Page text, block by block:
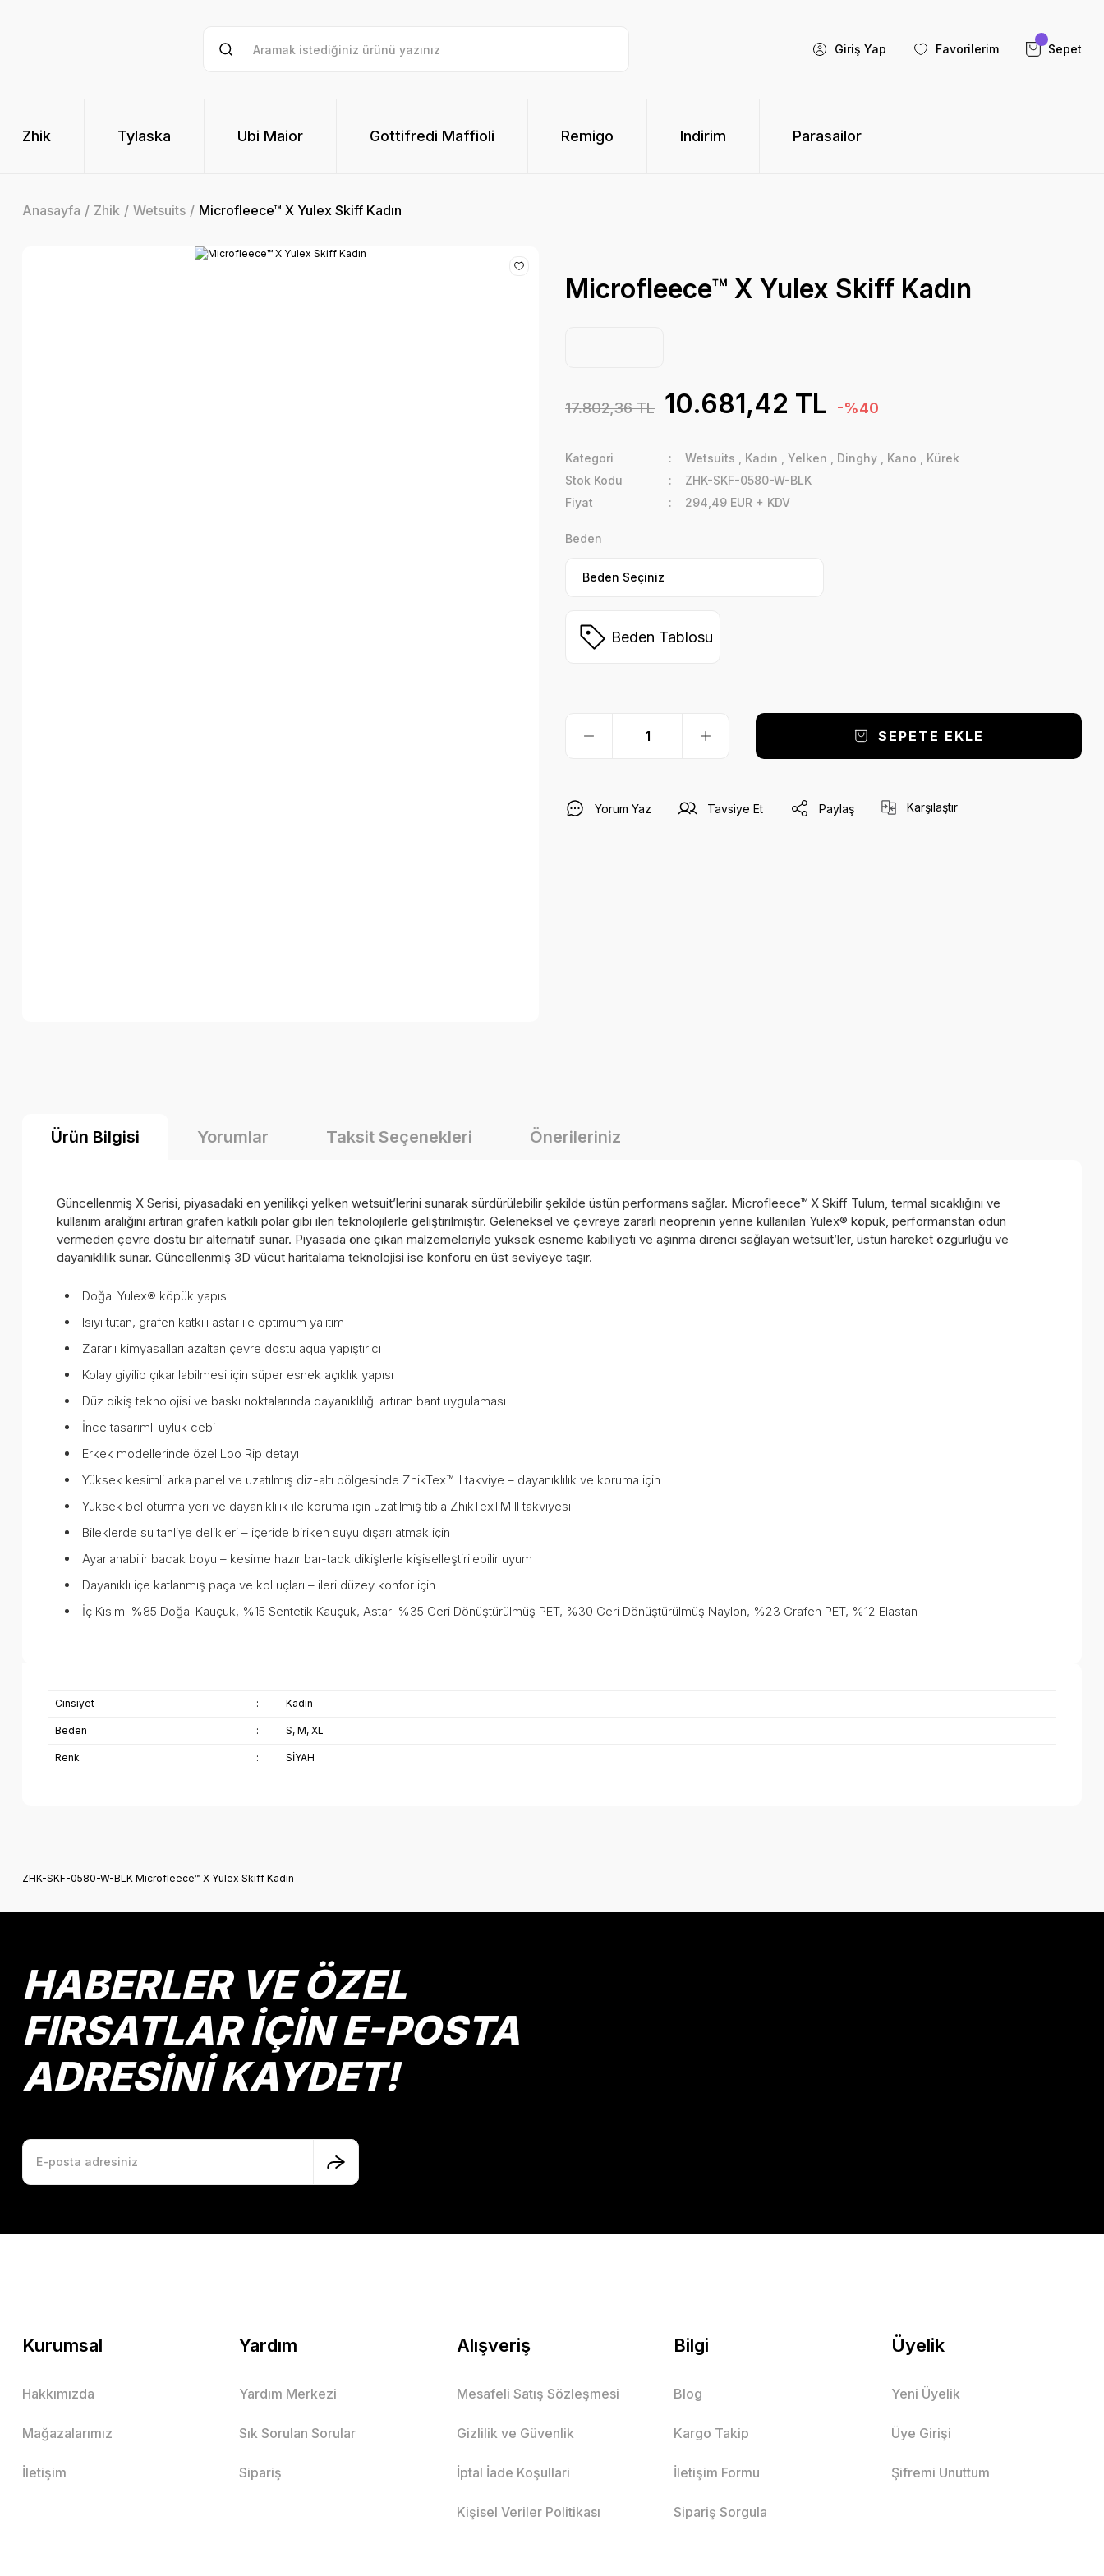
Giriş Yap Favorilerim Sepet
Zhik Tylaska Ubi Maior Gottifredi Maffioli Remigo Indirim Parasailor
Anasayfa Zhik Wetsuits Microfleece™ X Yulex Skiff Kadın
Microfleece™ X Yulex Skiff Kadın
17.802,36 TL 10.681,42 TL -%40
Kategori Wetsuits Kadın Yelken Dinghy Kano
Kürek
Stok Kodu
ZHK-SKF-0580-W-BLK
Fiyat
294,49 EUR + KDV
Beden
Beden Tablosu
SEPETE EKLE
Yorum Yaz Tavsiye Et Paylaş Karşılaştır
Ürün Bilgisi Yorumlar Taksit Seçenekleri Önerileriniz
Güncellenmiş X Serisi, piyasadaki en yenilikçi yelken wetsuit’lerini sunarak sürdürülebilir şekilde üstün performans sağlar. Microfleece™ X Skiff Tulum, termal sıcaklığını ve
kullanım aralığını artıran grafen katkılı polar gibi ileri teknolojilerle geliştirilmiştir. Geleneksel ve çevreye zararlı neoprenin yerine kullanılan Yulex® köpük, performanstan ödün
vermeden çevre dostu bir alternatif sunar. Piyasada öne çıkan malzemeleriyle yüksek esneme kabiliyeti ve aşınma direnci sağlayan wetsuit’ler, üstün hareket özgürlüğü ve
dayanıklılık sunar. Güncellenmiş 3D vücut haritalama teknolojisi ise konforu en üst seviyeye taşır.
Doğal Yulex® köpük yapısı
Isıyı tutan, grafen katkılı astar ile optimum yalıtım
Zararlı kimyasalları azaltan çevre dostu aqua yapıştırıcı
Kolay giyilip çıkarılabilmesi için süper esnek açıklık yapısı
Düz dikiş teknolojisi ve baskı noktalarında dayanıklılığı artıran bant uygulaması
İnce tasarımlı uyluk cebi
Erkek modellerinde özel Loo Rip detayı
Yüksek kesimli arka panel ve uzatılmış diz-altı bölgesinde ZhikTex™ II takviye – dayanıklılık ve koruma için
Yüksek bel oturma yeri ve dayanıklılık ile koruma için uzatılmış tibia ZhikTexTM II takviyesi
Bileklerde su tahliye delikleri – içeride biriken suyu dışarı atmak için
Ayarlanabilir bacak boyu – kesime hazır bar-tack dikişlerle kişiselleştirilebilir uyum
Dayanıklı içe katlanmış paça ve kol uçları – ileri düzey konfor için
İç Kısım: %85 Doğal Kauçuk, %15 Sentetik Kauçuk, Astar: %35 Geri Dönüştürülmüş PET, %30 Geri Dönüştürülmüş Naylon, %23 Grafen PET, %12 Elastan
Cinsiyet : Kadın
Beden : S, M, XL
Renk : SİYAH
Yorum Yaz
Bu ürüne benzer farklı alternatifler olmalı.
ZHK-SKF-0580-W-BLK Microfleece™ X Yulex Skiff Kadın
HABERLER VE ÖZEL
FIRSATLAR İÇİN E-POSTA
ADRESİNİ KAYDET!
Kurumsal
Hakkımızda
Mağazalarımız
İletişim
Yardım
Yardım Merkezi
Sık Sorulan Sorular
Sipariş
Alışveriş
Mesafeli Satış Sözleşmesi
Gizlilik ve Güvenlik
İptal İade Koşullari
Kişisel Veriler Politikası
Bilgi
Blog
Kargo Takip
İletişim Formu
Sipariş Sorgula
Üyelik
Yeni Üyelik
Üye Girişi
Şifremi Unuttum